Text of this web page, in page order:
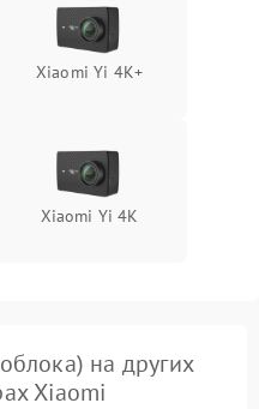
Подробнее →
Xiaomi Yi 4K+
Xiaomi Yi 4K
на других
Xiaomi